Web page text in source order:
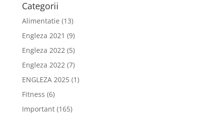
Categorii
Alimentatie (13)
Engleza 2021 (9)
Engleza 2022(5)
Engleza 2022(7)
ENGLEZA 2025(1)
Fitness (6)
Important(165)